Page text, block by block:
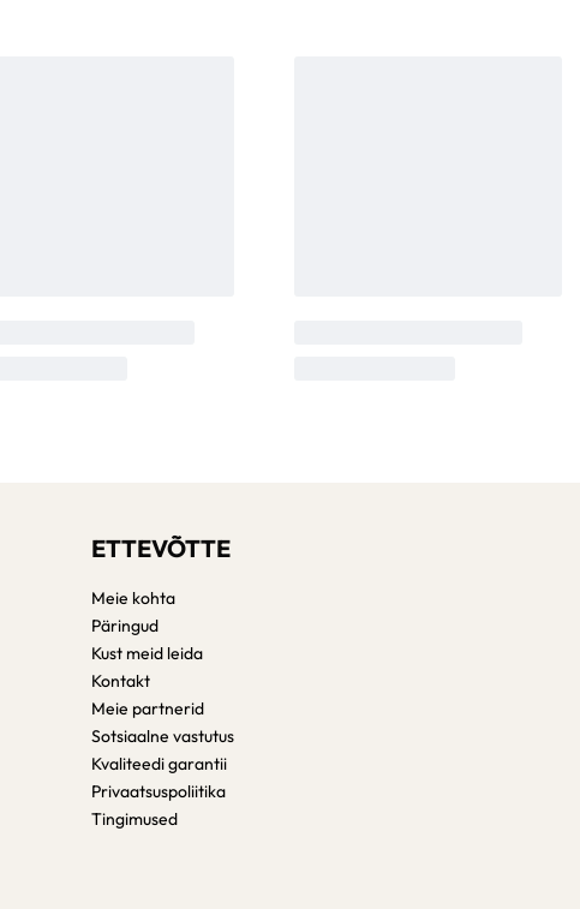
ETTEVÕTTE
Meie kohta
Päringud
Kust meid leida
Kontakt
Meie partnerid
Sotsiaalne vastutus
Kvaliteedi garantii
Privaatsuspoliitika
Tingimused